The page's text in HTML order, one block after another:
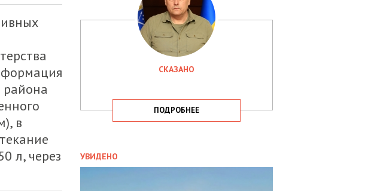
района
в
л, через
СКАЗАНО
ПОДРОБНЕЕ
УВИДЕНО
ЗАТРИМАЛА